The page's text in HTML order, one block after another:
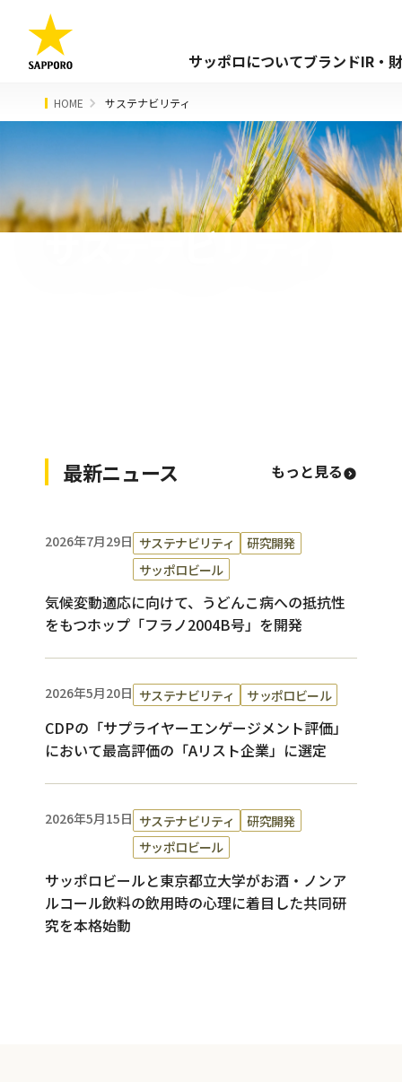
サッポロについてブランドIR・
HOME サステナビリティ
サステナビリティ
最新ニュース もっと見る
2026年7月29日 サステナビリティ
研究開発
サッポロビール
気候変動適応に向けて、うどんこ病への抵抗性
をもつホップ「フラノ2004B号」を開発
2026年5月20日 サステナビリティ サッポロビール
CDPの「サプライヤーエンゲージメント評価」
において最高評価の「Aリスト企業」に選定
2026年5月15日 サステナビリティ
研究開発
サッポロビール
サッポロビールと東京都立大学がお酒・ノンア
ルコール飲料の飲用時の心理に着目した共同研
究を本格始動